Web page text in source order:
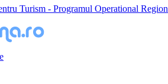
Turism - Programul Operational